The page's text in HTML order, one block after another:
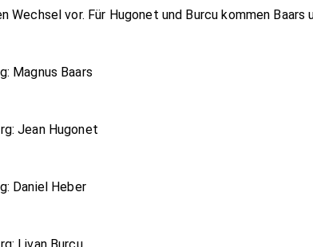
Wechsel vor. Für Hugonet und Burcu kommen Baars
Magnus Baars
Jean Hugonet
Daniel Heber